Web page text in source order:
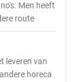
Men heeft
route
leveren van
horeca